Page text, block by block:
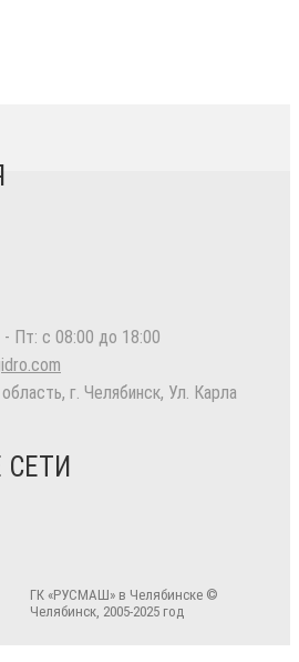
- Пт: с 08:00 до 18:00
г. Челябинск, Ул. Карла
ГК «РУСМАШ» в Челябинске ©
Челябинск, 2005-2025 год